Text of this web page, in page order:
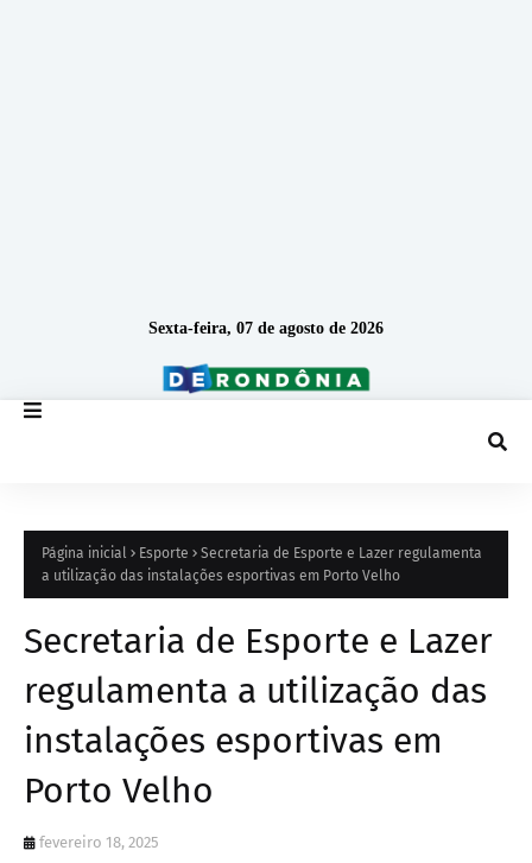
Sexta-feira, 07 de agosto de 2026
Página inicial Esporte
Secretaria de Esporte e Lazer regulamenta
a utilização das instalações esportivas em Porto Velho
Secretaria de Esporte e Lazer
regulamenta a utilização das
instalações esportivas em
Porto Velho
fevereiro 18, 2025